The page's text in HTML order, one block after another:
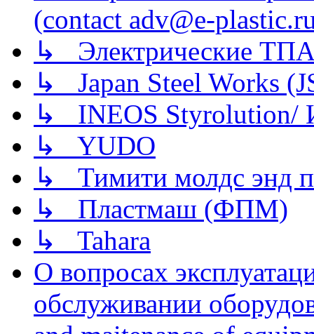
(contact adv@e-
↳ Электрические
↳ Japan Steel Works
↳ INEOS
↳ YUDO
↳ Тимити молдс энд
↳ Пластмаш (ФПМ)
↳ Tahara
О вопросах
обслуживании